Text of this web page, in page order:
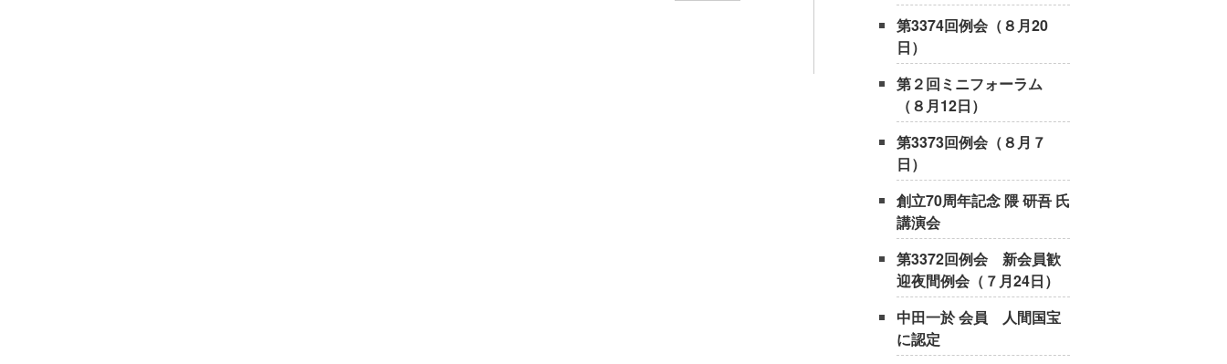
第3374回例会（８月20
日）
第２回ミニフォーラム
（８月12日）
第3373回例会（８月７
日）
創立70周年記念 隈 研吾 氏
講演会
第3372回例会 新会員歓
迎夜間例会（７月24日）
中田一於 会員 人間国宝
に認定